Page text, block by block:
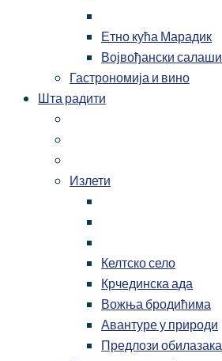
Етно кућа Марадик
Војвођански салаши
Гастрономија и вино
Шта радити
Излети
Келтско село
Крчединска ада
Вожња бродићима
Авантуре у природи
Предлози обилазака